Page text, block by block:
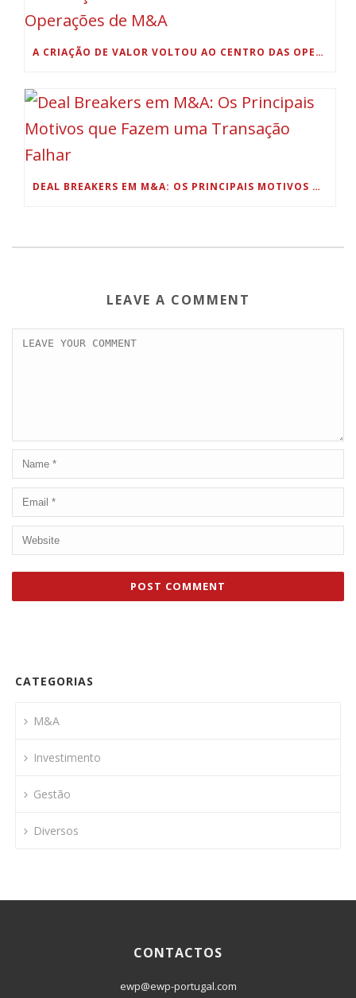
A CRIAÇÃO DE VALOR VOLTOU AO CENTRO DAS OPERAÇÕES DE M&A
DEAL BREAKERS EM M&A: OS PRINCIPAIS MOTIVOS QUE FAZEM UMA TRANSAÇÃO FALHAR
LEAVE A COMMENT
CATEGORIAS
M&A
Investimento
Gestão
Diversos
CONTACTOS
ewp@ewp-portugal.com